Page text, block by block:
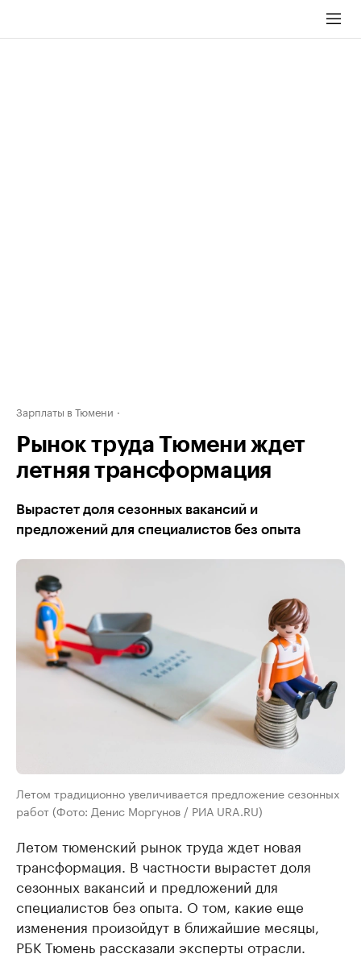
Зарплаты в Тюмени
Рынок труда Тюмени ждет
летняя трансформация
Вырастет доля сезонных вакансий и
предложений для специалистов без опыта
Летом традиционно увеличивается предложение сезонных
работ (Фото: Денис Моргунов / РИА URA.RU)
Летом тюменский рынок труда ждет новая
трансформация. В частности вырастет доля
сезонных вакансий и предложений для
специалистов без опыта. О том, какие еще
изменения произойдут в ближайшие месяцы,
РБК Тюмень рассказали эксперты отрасли.